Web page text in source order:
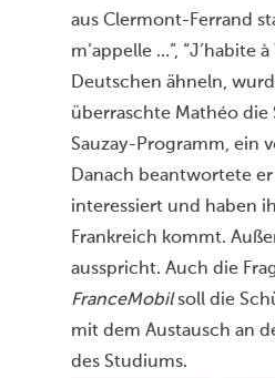
aus Clermont-Ferrand
m’appelle …”,
Deutschen ähneln,
überraschte Mathéo
Sauzay-Programm, ein
Danach beantwortete
interessiert und haben
Frankreich kommt.
ausspricht. Auch die
FranceMobilsoll die
mit dem Austausch an
des Studiums.